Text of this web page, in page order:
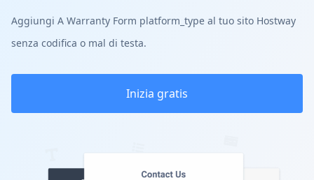
Aggiungi A Warranty Form platform_type al tuo sito Hostway
senza codifica o mal di testa.
Inizia gratis